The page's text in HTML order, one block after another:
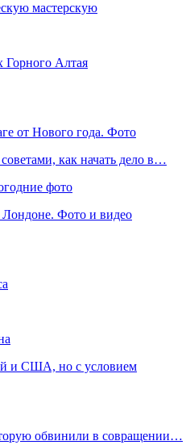
мастерскую
Горного Алтая
от Нового года. Фото
как начать дело в…
фото
Лондоне. Фото и видео
и США, но с условием
обвинили в совращении…